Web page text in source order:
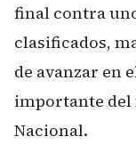
final contra
clasificados,
de avanzar en
importante
Nacional.